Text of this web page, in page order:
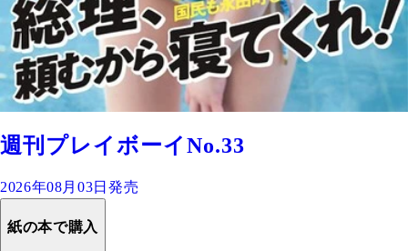
週刊プレイボーイNo.33
2026年08月03日発売
紙の本で購入